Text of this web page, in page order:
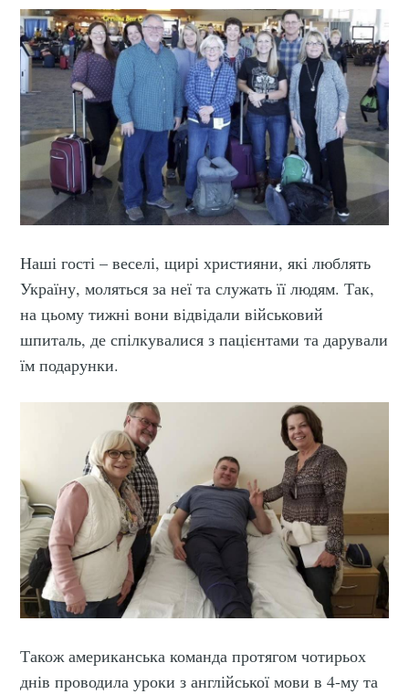
Наші гості – веселі, щирі християни, які люблять
Україну, моляться за неї та служать її людям. Так,
на цьому тижні вони відвідали військовий
шпиталь, де спілкувалися з пацієнтами та дарували
їм подарунки.
Також американська команда протягом чотирьох
днів проводила уроки з англійської мови в 4-му та